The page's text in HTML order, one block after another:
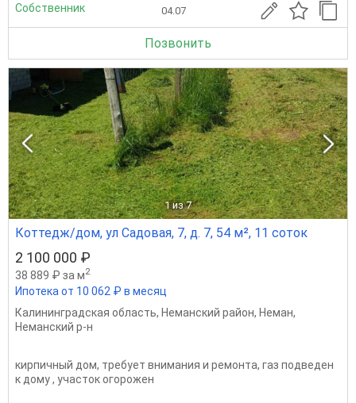
Собственник 04.07
Позвонить
1 из 7
Коттедж/дом, ул Садовая, 7, д. 7, 54 м², 11 соток
2 100 000 ₽
38 889 ₽ за м2
Ипотека от 10 062 ₽ в месяц
Калининградская область, Неманский район, Неман,
Неманский р-н
кирпичный дом, требует внимания и ремонта, газ подведен
к дому , участок огорожен